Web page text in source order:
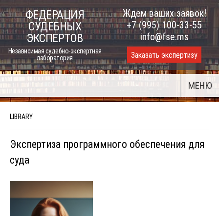
Skip
to
content
ФЕДЕРАЦИЯ
СУДЕБНЫХ
ЭКСПЕРТОВ
Независимая судебно-экспертная
лаборатория
Ждем ваших заявок!
+7 (995) 100-33-55
info@fse.ms
Заказать экспертизу
МЕНЮ
LIBRARY
Экспертиза программного обеспечения для
суда